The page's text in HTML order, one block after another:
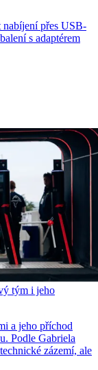
přes USB-
s adaptérem
tým i jeho
a jeho příchod
Podle Gabriela
zázemí, ale